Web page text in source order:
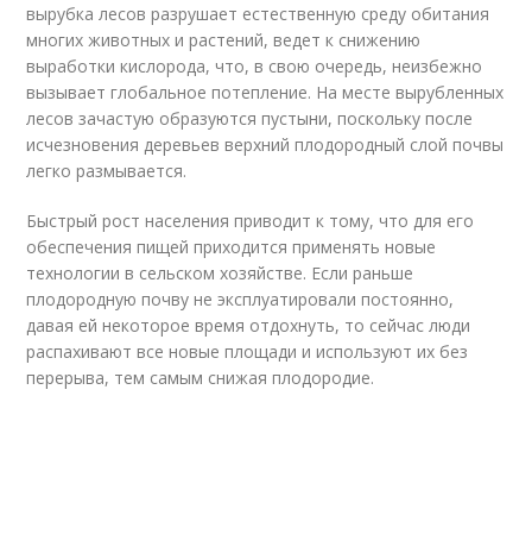
вырубка лесов разрушает естественную среду обитания
многих животных и растений, ведет к снижению
выработки кислорода, что, в свою очередь, неизбежно
вызывает глобальное потепление. На месте вырубленных
лесов зачастую образуются пустыни, поскольку после
исчезновения деревьев верхний плодородный слой почвы
легко размывается.
Быстрый рост населения приводит к тому, что для его
обеспечения пищей приходится применять новые
технологии в сельском хозяйстве. Если раньше
плодородную почву не эксплуатировали постоянно,
давая ей некоторое время отдохнуть, то сейчас люди
распахивают все новые площади и используют их без
перерыва, тем самым снижая плодородие.